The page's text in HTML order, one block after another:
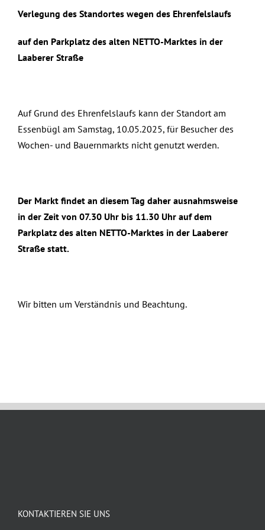
Verlegung des Standortes wegen des Ehrenfelslaufs
auf den Parkplatz des alten NETTO-Marktes in der
Laaberer Straße
Auf Grund des Ehrenfelslaufs kann der Standort am
Essenbügl am Samstag, 10.05.2025, für Besucher des
Wochen- und Bauernmarkts nicht genutzt werden.
Der Markt findet an diesem Tag daher ausnahmsweise
in der Zeit von 07.30 Uhr bis 11.30 Uhr auf dem
Parkplatz des alten NETTO-Marktes in der Laaberer
Straße statt.
Wir bitten um Verständnis und Beachtung.
KONTAKTIEREN SIE UNS